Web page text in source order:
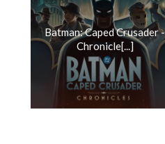
Batman: Caped Crusader -
Chronicle[...]